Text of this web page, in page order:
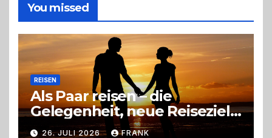
richtige
Entscheidung
You missed
REISEN
Als Paar reisen – die
Gelegenheit, neue Reiseziele
zu entdecken
26. JULI 2026 FRANK